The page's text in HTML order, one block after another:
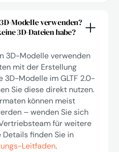
Modelle verwenden?
3D-Dateien habe?
3D-Modelle verwenden
mit der Erstellung
3D-Modelle im GLTF 2.0-
Sie diese direkt nutzen.
können meist
– wenden Sie sich
für weitere
finden Sie in
Leitfaden.